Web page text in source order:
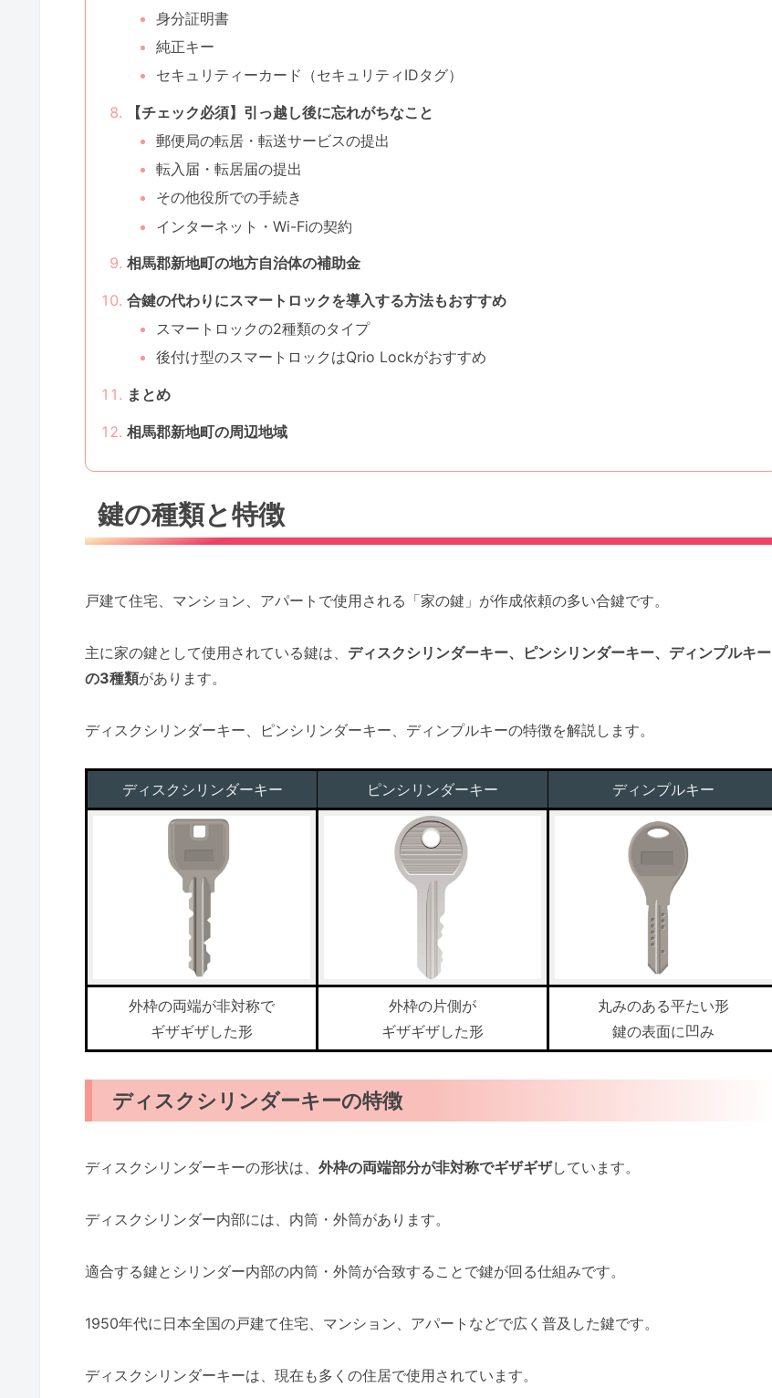
身分証明書
純正キー
セキュリティーカード（セキュリティIDタグ）
【チェック必須】引っ越し後に忘れがちなこと
郵便局の転居・転送サービスの提出
転入届・転居届の提出
その他役所での手続き
インターネット・Wi-Fiの契約
相馬郡新地町の地方自治体の補助金
合鍵の代わりにスマートロックを導入する方法もおすすめ
スマートロックの2種類のタイプ
後付け型のスマートロックはQrio Lockがおすすめ
まとめ
相馬郡新地町の周辺地域
鍵の種類と特徴
戸建て住宅、マンション、アパートで使用される「家の鍵」が作成依頼の多い合鍵です。
主に家の鍵として使用されている鍵は、 ディスクシリンダーキー、ピンシリンダーキー、ディンプルキー
の3種類があります。
ディスクシリンダーキー、ピンシリンダーキー、ディンプルキーの特徴を解説します。
ディスクシリンダーキー ピンシリンダーキー ディンプルキー
外枠の両端が非対称で
ギザギザした形
外枠の片側が
ギザギザした形
丸みのある平たい形
鍵の表面に凹み
ディスクシリンダーキーの特徴
ディスクシリンダーキーの形状は、 外枠の両端部分が非対称でギザギザしています。
ディスクシリンダー内部には、内筒・外筒があります。
適合する鍵とシリンダー内部の内筒・外筒が合致することで鍵が回る仕組みです。
1950年代に日本全国の戸建て住宅、マンション、アパートなどで広く普及した鍵です。
ディスクシリンダーキーは、現在も多くの住居で使用されています。